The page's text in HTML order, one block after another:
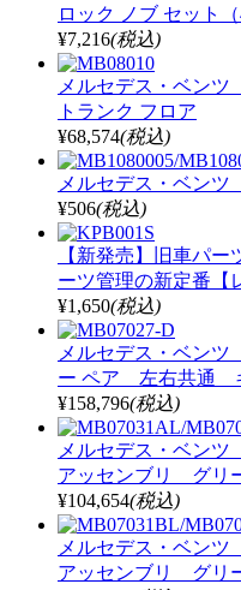
ロック ノブ セット（
¥7,216(税込)
メルセデス・ベンツ
トランク フロア
¥68,574(税込)
メルセデス・ベン
¥506(税込)
【新発売】旧車パ
ーツ管理の新定番【
¥1,650(税込)
メルセデス・ベン
ー ペア 左右共通
¥158,796(税込)
メルセデス・ベン
アッセンブリ グ
¥104,654(税込)
メルセデス・ベン
アッセンブリ グ